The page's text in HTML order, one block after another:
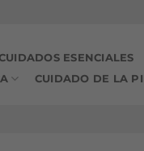
ESENCIALES
CUIDADO DE LA